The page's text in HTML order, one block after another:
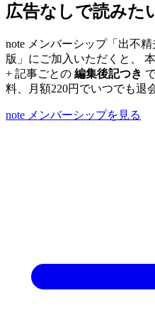
広告なしで読みた
note メンバーシップ「出不
版」にご加入いただくと、
+ 記事ごとの 編集後記つき
料、月額220円でいつでも退
note メンバーシップを見る